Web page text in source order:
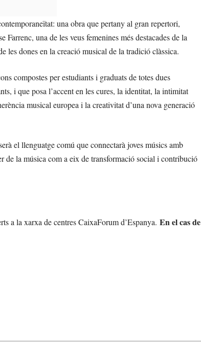
una obra que pertany al gran repertori,
una de les veus femenines més destacades de la
les dones en la creació musical de la tradició clàssica.
compostes per estudiants i graduats de totes dues
i que posa l’accent en les cures, la identitat, la intimitat
musical europea i la creativitat d’una nova generació
el llenguatge comú que connectarà joves músics amb
de la música com a eix de transformació social i contribució
a la xarxa de centres CaixaForum d’Espanya. En el cas de